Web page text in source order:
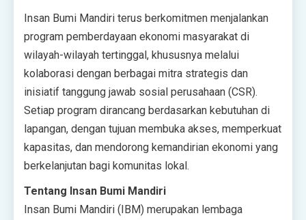
Insan Bumi Mandiri terus berkomitmen menjalankan
program pemberdayaan ekonomi masyarakat di
wilayah-wilayah tertinggal, khususnya melalui
kolaborasi dengan berbagai mitra strategis dan
inisiatif tanggung jawab sosial perusahaan (CSR).
Setiap program dirancang berdasarkan kebutuhan di
lapangan, dengan tujuan membuka akses, memperkuat
kapasitas, dan mendorong kemandirian ekonomi yang
berkelanjutan bagi komunitas lokal.
Tentang Insan Bumi Mandiri
Insan Bumi Mandiri (IBM) merupakan lembaga